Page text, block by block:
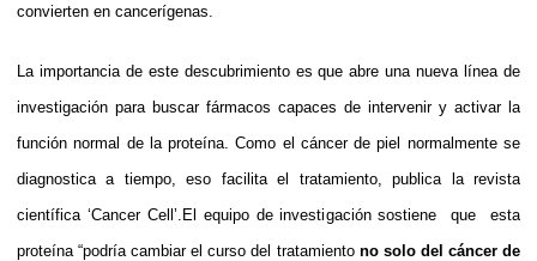
convierten en cancerígenas.
La importancia de este descubrimiento es que abre una nueva línea de
investigación para buscar fármacos capaces de intervenir y activar la
función normal de la proteína. Como el cáncer de piel normalmente se
diagnostica a tiempo, eso facilita el tratamiento, publica la revista
científica ‘Cancer Cell’.El equipo de investigación sostiene que esta
proteína “podría cambiar el curso del tratamientono solo del cáncer de